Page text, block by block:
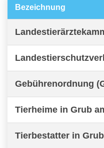
Bezeichnung
Gebührenordnung
Tierheime in Grub
Tierbestatter in